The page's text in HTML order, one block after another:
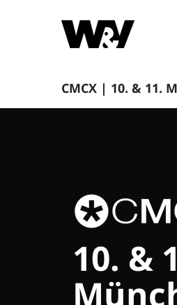
CMCX | 10. & 11.
10. &